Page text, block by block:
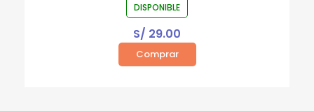
DISPONIBLE
S/ 29.00
Comprar